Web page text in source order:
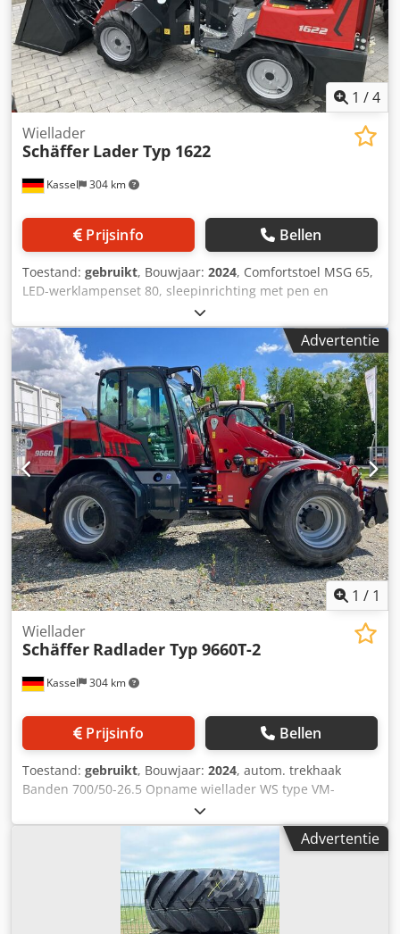
1 /4
Kassel 304 km
Wiellader
Schäffer Lader Typ 1622
Prijsinfo Bellen
Toestand: gebruikt, Bouwjaar: 2024, Comfortstoel MSG 65,
LED-werklampenset 80, sleepinrichting met pen en
sjorogen, standaardbanden 23x8.50-12 AS, ET 60
aanbouwframe / yard loader-werktuigopname type SWH
hydraulische lichtgoedschep mini, hoekig 0,90 m, 315 l met
bestuurdersbeschermdak K Dcodpfxjtt Ap Tj Anzok
Advertentie
1 / 1
Kassel 304 km
Wiellader
Schäffer Radlader Typ 9660T-2
Prijsinfo Bellen
Toestand: gebruikt, Bouwjaar: 2024, autom. trekhaak
Banden 700/50-26.5 Opname wiellader WS type VM-
opname voor 9660 T / Ombouwonderdelen vreemde
apparaten Deutz-motor 204 pk SDCT-transmissie 40 km/u /
Rijpedaalregeling incl. handgas vergrendelingspositie
elektrisch voor extra regelventiel / Centrale
smeerinstallatie Dcjdpfx Anst Dxnrszok
Advertentie